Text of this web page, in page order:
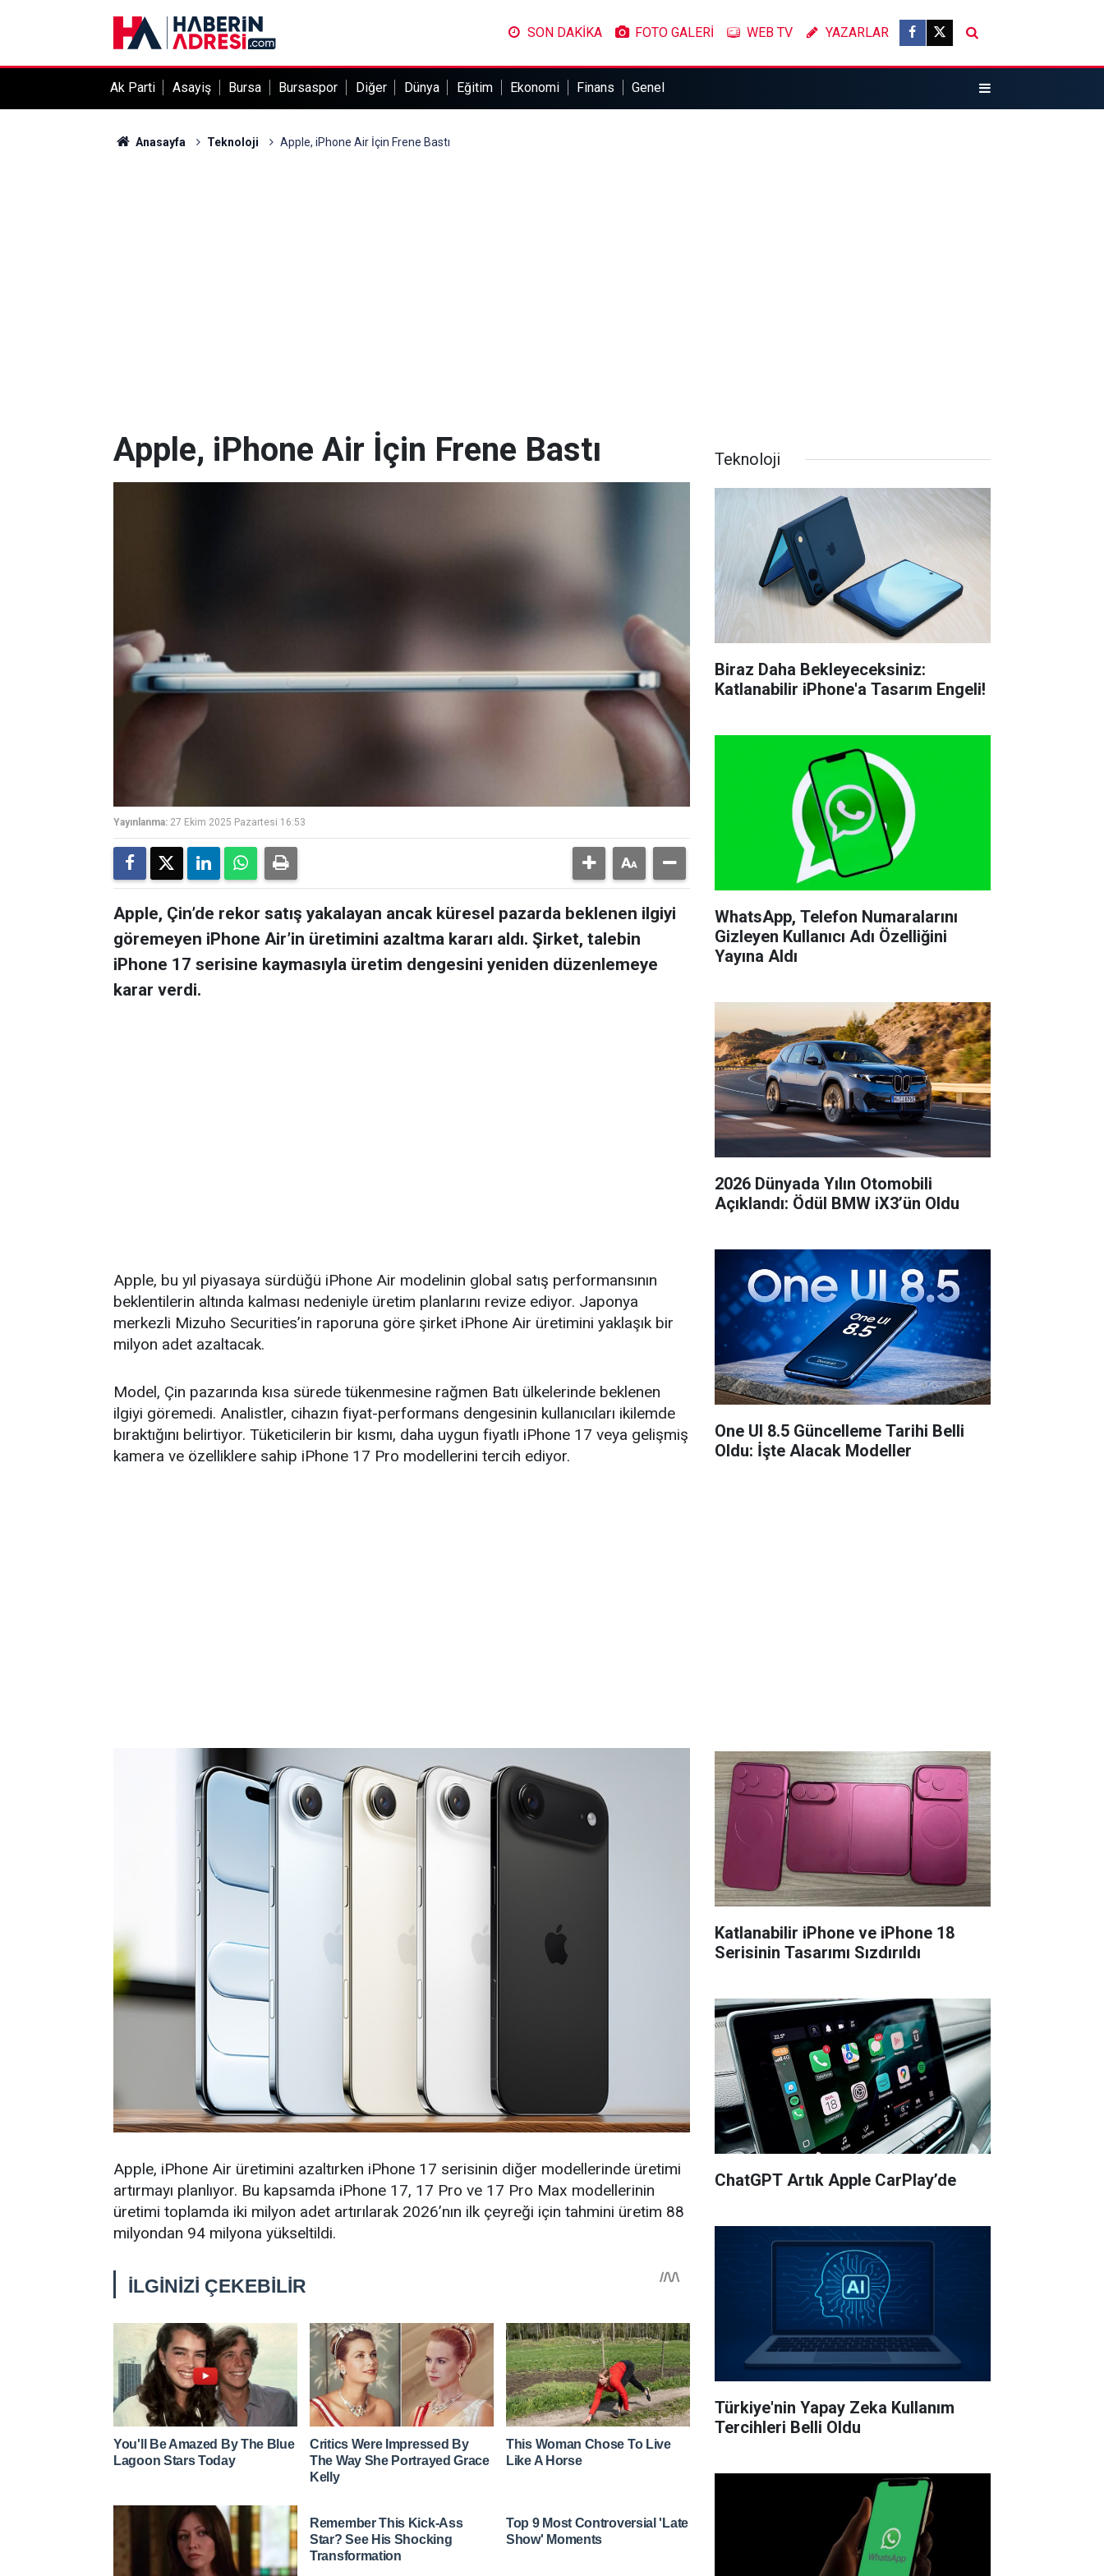
SON DAKİKA FOTO GALERİ WEB TV YAZARLAR
Ak Parti Asayiş Bursa Bursaspor Diğer Dünya Eğitim Ekonomi Finans Genel
Anasayfa Teknoloji Apple, iPhone Air İçin Frene Bastı
Apple, iPhone Air İçin Frene Bastı
Yayınlanma: 27 Ekim 2025 Pazartesi 16:53
Apple, Çin’de rekor satış yakalayan ancak küresel pazarda beklenen ilgiyi
göremeyen iPhone Air’in üretimini azaltma kararı aldı. Şirket, talebin
iPhone 17 serisine kaymasıyla üretim dengesini yeniden düzenlemeye
karar verdi.
Apple, bu yıl piyasaya sürdüğü iPhone Air modelinin global satış performansının
beklentilerin altında kalması nedeniyle üretim planlarını revize ediyor. Japonya
merkezli Mizuho Securities’in raporuna göre şirket iPhone Air üretimini yaklaşık bir
milyon adet azaltacak.
Model, Çin pazarında kısa sürede tükenmesine rağmen Batı ülkelerinde beklenen
ilgiyi göremedi. Analistler, cihazın fiyat-performans dengesinin kullanıcıları ikilemde
bıraktığını belirtiyor. Tüketicilerin bir kısmı, daha uygun fiyatlı iPhone 17 veya gelişmiş
kamera ve özelliklere sahip iPhone 17 Pro modellerini tercih ediyor.
Apple, iPhone Air üretimini azaltırken iPhone 17 serisinin diğer modellerinde üretimi
artırmayı planlıyor. Bu kapsamda iPhone 17, 17 Pro ve 17 Pro Max modellerinin
üretimi toplamda iki milyon adet artırılarak 2026’nın ilk çeyreği için tahmini üretim 88
milyondan 94 milyona yükseltildi.
Teknoloji
Biraz Daha Bekleyeceksiniz:
Katlanabilir iPhone'a Tasarım Engeli!
WhatsApp, Telefon Numaralarını
Gizleyen Kullanıcı Adı Özelliğini
Yayına Aldı
2026 Dünyada Yılın Otomobili
Açıklandı: Ödül BMW iX3’ün Oldu
One UI 8.5 Güncelleme Tarihi Belli
Oldu: İşte Alacak Modeller
Katlanabilir iPhone ve iPhone 18
Serisinin Tasarımı Sızdırıldı
ChatGPT Artık Apple CarPlay’de
Türkiye'nin Yapay Zeka Kullanım
Tercihleri Belli Oldu